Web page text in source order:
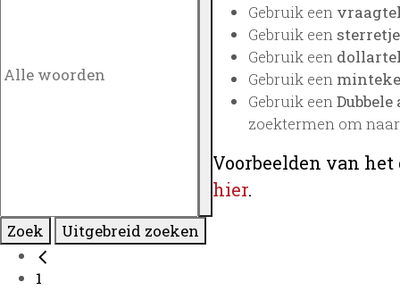
Gebruik een
Gebruik een
Gebruik een
Gebruik een
Gebruik een
zoektermen om
Voorbeelden van
hier.
Zoek Uitgebreid zoeken
1